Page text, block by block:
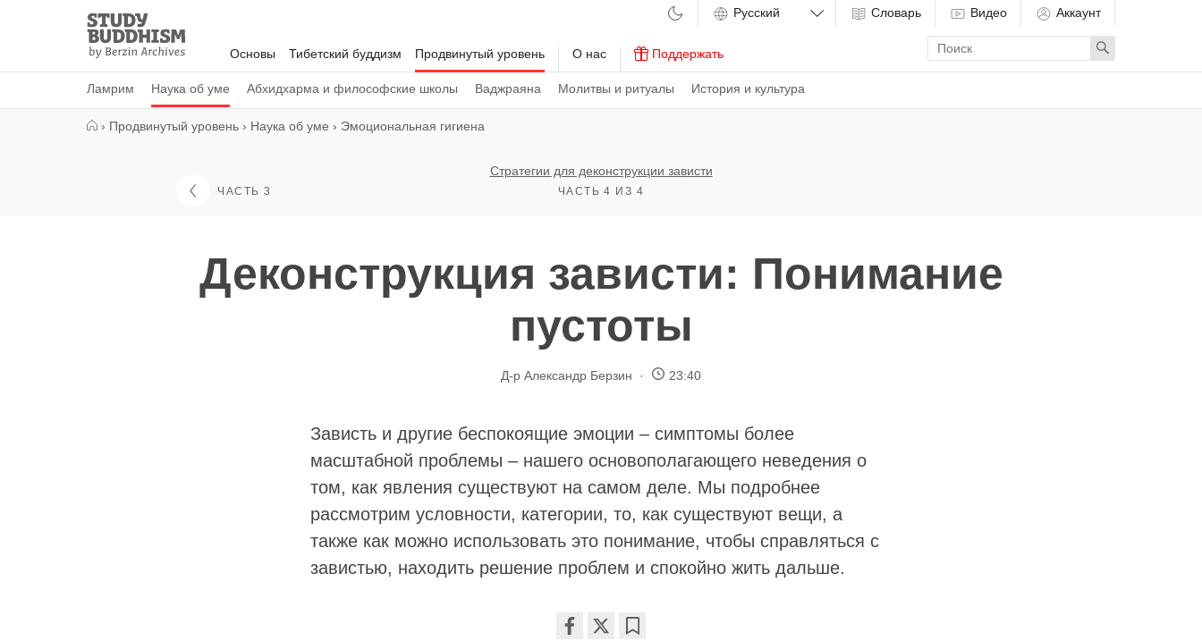
Study
Buddhism
Home
Основы Тибетский буддизм Продвинутый уровень
Ламрим Наука об уме Абхидхарма и философские школы Ваджраяна Молитвы и ритуалы История и культура
О нас Поддержать
Словарь Видео Аккаунт
Enter
search
term
Search
› Продвинутый уровень › Наука об уме › Эмоциональная гигиена
ЧАСТЬ 3
Стратегии для деконструкции зависти
ЧАСТЬ 4 ИЗ 4
Деконструкция зависти: Понимание
пустоты
Д-р Александр Берзин 23:40
Зависть и другие беспокоящие эмоции – симптомы более
масштабной проблемы – нашего основополагающего неведения о
том, как явления существуют на самом деле. Мы подробнее
рассмотрим условности, категории, то, как существуют вещи, а
также как можно использовать это понимание, чтобы справляться с
завистью, находить решение проблем и спокойно жить дальше.